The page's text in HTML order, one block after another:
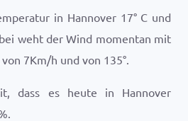
in Hannover 17° C und
weht der Wind momentan mit
7Km/h und von 135°.
dass es heute in Hannover